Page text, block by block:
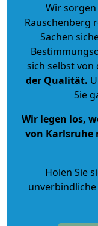
Wir
Rauschenberg
Sachen
sich selbst von
der Qualität.
Sie
Wir legen los,
von Karlsruhe
Holen Sie